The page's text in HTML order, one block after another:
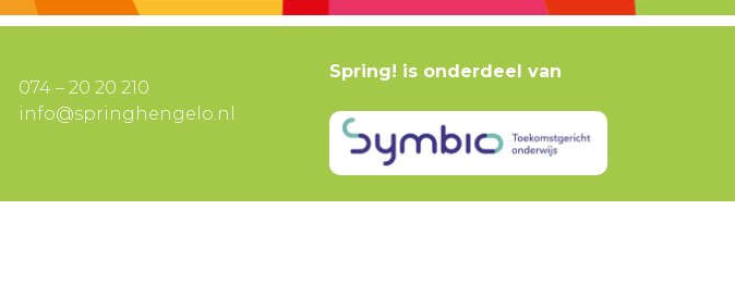
074 – 20 20 210
info@springhengelo.nl
Spring! is onderdeel van